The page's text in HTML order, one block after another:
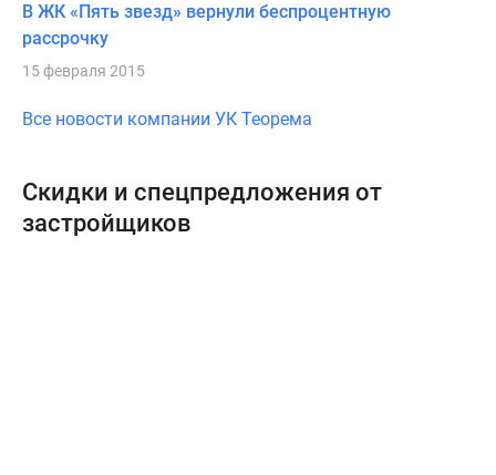
В ЖК «Пять звезд» вернули беспроцентную
рассрочку
15 февраля 2015
Все новости компании УК Теорема
Скидки и спецпредложения от
застройщиков